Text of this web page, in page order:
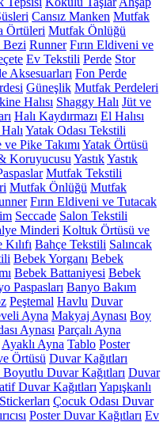
Cansız Manken Mutfak
Örtüleri Mutfak Önlüğü
Bezi Runner Fırın Eldiveni ve
Ev Tekstili Perde Stor
Aksesuarları Fon Perde
Güneşlik Mutfak Perdeleri
Halısı Shaggy Halı Jüt ve
Halı Kaydırmazı El Halısı
Yatak Odası Tekstili
ve Pike Takımı Yatak Örtüsü
Koruyucusu YastıkYastık
Mutfak Tekstili
Mutfak Önlüğü Mutfak
Fırın Eldiveni ve Tutacak
Seccade Salon Tekstili
Minderi Koltuk Örtüsü ve
Bahçe Tekstili Salıncak
Bebek Yorganı Bebek
Bebek Battaniyesi Bebek
Paspasları Banyo Bakım
Peştemal Havlu Duvar
Ayna Makyaj Aynası Boy
Aynası Parçalı Ayna
Ayaklı Ayna Tablo Poster
Örtüsü Duvar Kağıtları
Boyutlu Duvar Kağıtları Duvar
Duvar Kağıtları Yapışkanlı
Çocuk Odası Duvar
Poster Duvar Kağıtları Ev